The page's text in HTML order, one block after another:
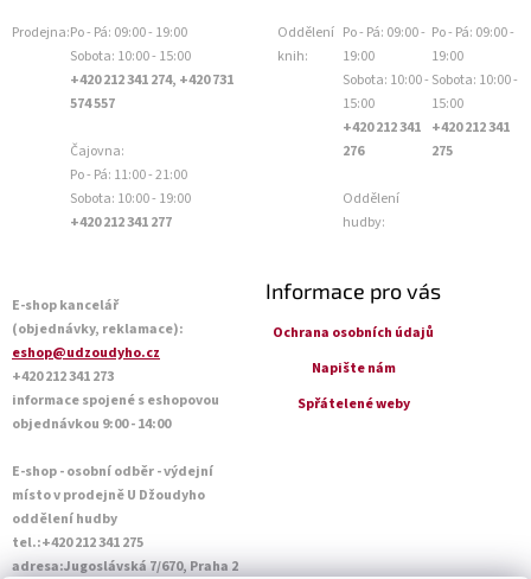
Prodejna:Po - Pá: 09:00 - 19:00
Sobota: 10:00 - 15:00
+420 212 341 274, +420 731
574 557
Čajovna:
Po - Pá: 11:00 - 21:00
Sobota: 10:00 - 19:00
+420 212 341 277
Oddělení
knih:
Po - Pá: 09:00 -
19:00
Sobota: 10:00 -
15:00
+420 212 341
276
Oddělení
hudby:
Po - Pá: 09:00 -
19:00
Sobota: 10:00 -
15:00
+420 212 341
275
E-shop kancelář
(objednávky, reklamace):
eshop@udzoudyho.cz
+420 212 341 273
informace spojené s eshopovou
objednávkou 9:00 - 14:00
E-shop - osobní odběr - výdejní
místo v prodejně U Džoudyho
oddělení hudby
tel.:+420 212 341 275
adresa:Jugoslávská 7/670, Praha 2
Informace pro vás
Ochrana osobních údajů
Napište nám
Spřátelené weby